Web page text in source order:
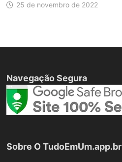
25 de novembro de 2022
Navegação Segura
Sobre O TudoEmUm.app.br